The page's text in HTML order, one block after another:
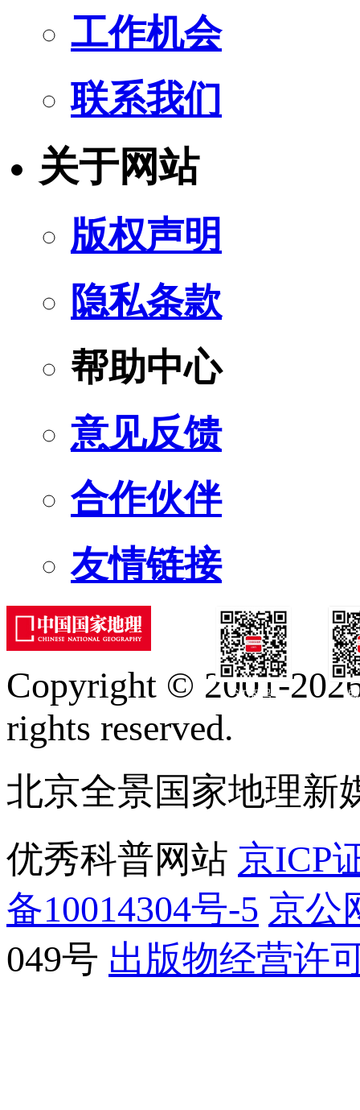
工作机会
联系我们
关于网站
版权声明
隐私条款
帮助中心
意见反馈
合作伙伴
友情链接
订阅号
Copyright © 2001-
rights reserved.
北京全景国家地理新
优秀科普网站 京ICP
备10014304号-5 京公
049号 出版物经营许